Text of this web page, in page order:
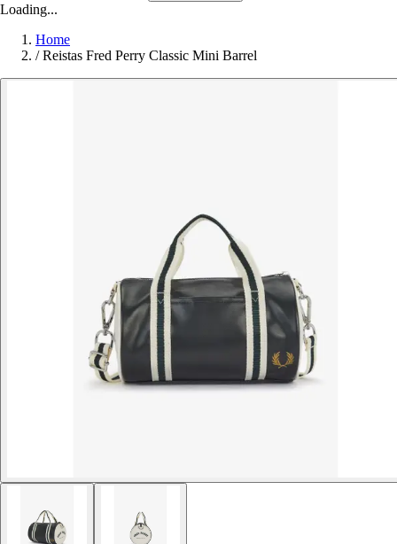
Loading...
Home
/ Reistas Fred Perry Classic Mini Barrel